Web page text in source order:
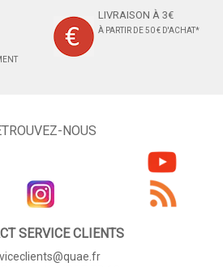
LIVRAISON À 3€
À PARTIR DE 50 € D'ACHAT*
NOUS
SERVICE CLIENTS